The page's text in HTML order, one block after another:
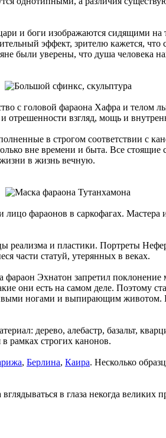
и боги изображаются сидящими
эффект, зрителю кажется,
были уверены, что душа человека
с головой фараона Хафра и телом
взгляд, мощь и
в строгом соответствии с
вне времени и быта. Все
жизни в жизнь вечную.
фараонов в саркофагах. Мастера
реализма и пластики. Портреты
части статуй, утерянных в веках.
фараон Эхнатон запретил
они есть на самом деле. Поэтому
ногами и выпирающим животом.
дерево, алебастр, базальт,
рамках строгих канонов.
, Берлина, Каира. Несколько
в глаза некогда великих